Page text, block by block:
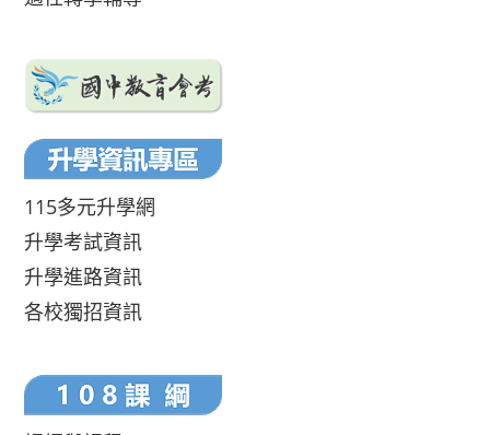
115多元升學網
升學考試資訊
升學進路資訊
各校獨招資訊